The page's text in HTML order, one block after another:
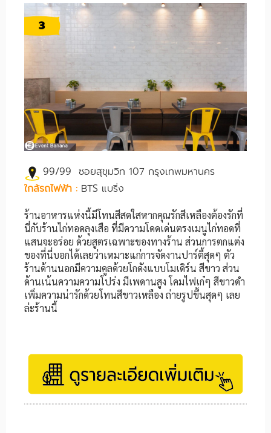
99/99 ซอยสุขุมวิท 107 กรุงเทพมหานคร
ใกล้รถไฟฟ้า : BTS แบริ่ง
ร้านอาหารแห่งนี้มีโทนสีสดใสหากคุณรักสีเหลืองต้องรักที่
นี่กับร้านไก่ทอดลุงเสือ ที่มีความโดดเด่นตรงเมนูไก่ทอดที่
แสนจะอร่อย ด้วยสูตรเฉพาะของทางร้าน ส่วนการตกแต่ง
ของที่นี่บอกได้เลยว่าเหมาะแก่การจัดงานปาร์ตี้สุดๆ ตัว
ร้านด้านนอกมีความคูลด้วยโกดังแบบโมเดิร์น สีขาว ส่วน
ด้านเน้นความความโปร่ง มีเพดานสูง โคมไฟเก๋ๆ สีขาวดำ
เพิ่มความน่ารักด้วยโทนสีขาวเหลือง ถ่ายรูปขึ้นสุดๆ เลย
ล่ะร้านนี้